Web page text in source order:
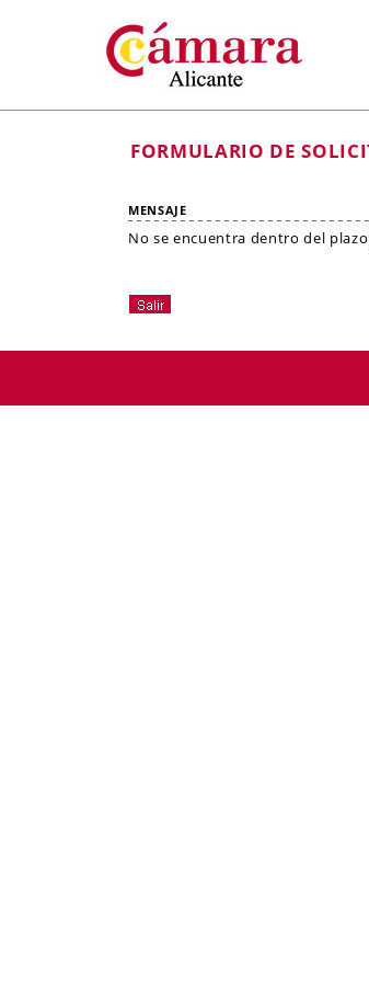
FORMULARIO DE
MENSAJE
No se encuentra dentro del